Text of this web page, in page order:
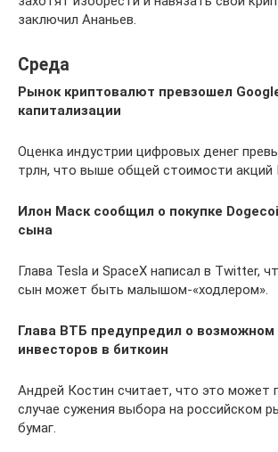
заключил Ананьев.
Среда
Рынок криптовалют превзошел
капитализации
Оценка индустрии цифровых денег
трлн, что выше общей стоимости акций
Илон Маск сообщил о покупке
сына
Глава Tesla и SpaceX написал в Twitter,
сын может быть малышом-«ходлером».
Глава ВТБ предупредил о возможном
инвесторов в биткоин
Андрей Костин считает, что это может
случае сужения выбора на российском
бумаг.